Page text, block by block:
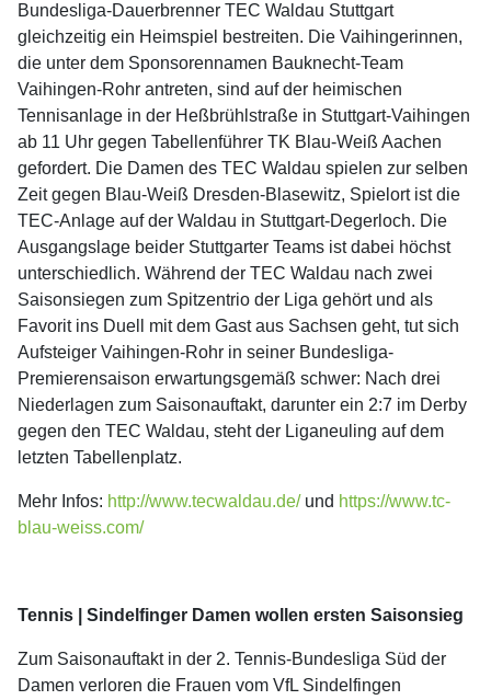
Bundesliga-Dauerbrenner TEC Waldau Stuttgart
gleichzeitig ein Heimspiel bestreiten. Die Vaihingerinnen,
die unter dem Sponsorennamen Bauknecht-Team
Vaihingen-Rohr antreten, sind auf der heimischen
Tennisanlage in der Heßbrühlstraße in Stuttgart-Vaihingen
ab 11 Uhr gegen Tabellenführer TK Blau-Weiß Aachen
gefordert. Die Damen des TEC Waldau spielen zur selben
Zeit gegen Blau-Weiß Dresden-Blasewitz, Spielort ist die
TEC-Anlage auf der Waldau in Stuttgart-Degerloch. Die
Ausgangslage beider Stuttgarter Teams ist dabei höchst
unterschiedlich. Während der TEC Waldau nach zwei
Saisonsiegen zum Spitzentrio der Liga gehört und als
Favorit ins Duell mit dem Gast aus Sachsen geht, tut sich
Aufsteiger Vaihingen-Rohr in seiner Bundesliga-
Premierensaison erwartungsgemäß schwer: Nach drei
Niederlagen zum Saisonauftakt, darunter ein 2:7 im Derby
gegen den TEC Waldau, steht der Liganeuling auf dem
letzten Tabellenplatz.
Mehr Infos: http://www.tecwaldau.de/und https://www.tc-
blau-weiss.com/
Tennis | Sindelfinger Damen wollen ersten Saisonsieg
Zum Saisonauftakt in der 2. Tennis-Bundesliga Süd der
Damen verloren die Frauen vom VfL Sindelfingen